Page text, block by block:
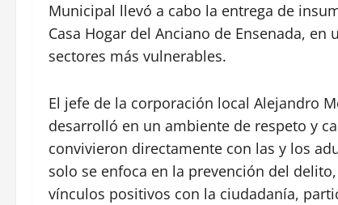
Municipal llevó a cabo la entrega de
Casa Hogar del Anciano de Ensenada,
sectores más vulnerables.
El jefe de la corporación local Alejandro
desarrolló en un ambiente de respeto y
convivieron directamente con las y los
solo se enfoca en la prevención del
vínculos positivos con la ciudadanía,